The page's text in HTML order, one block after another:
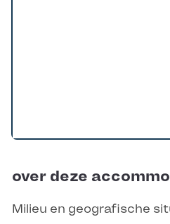
over deze
Milieu en geografische